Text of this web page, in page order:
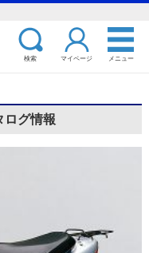
検索 マイページ メニュー
グ情報